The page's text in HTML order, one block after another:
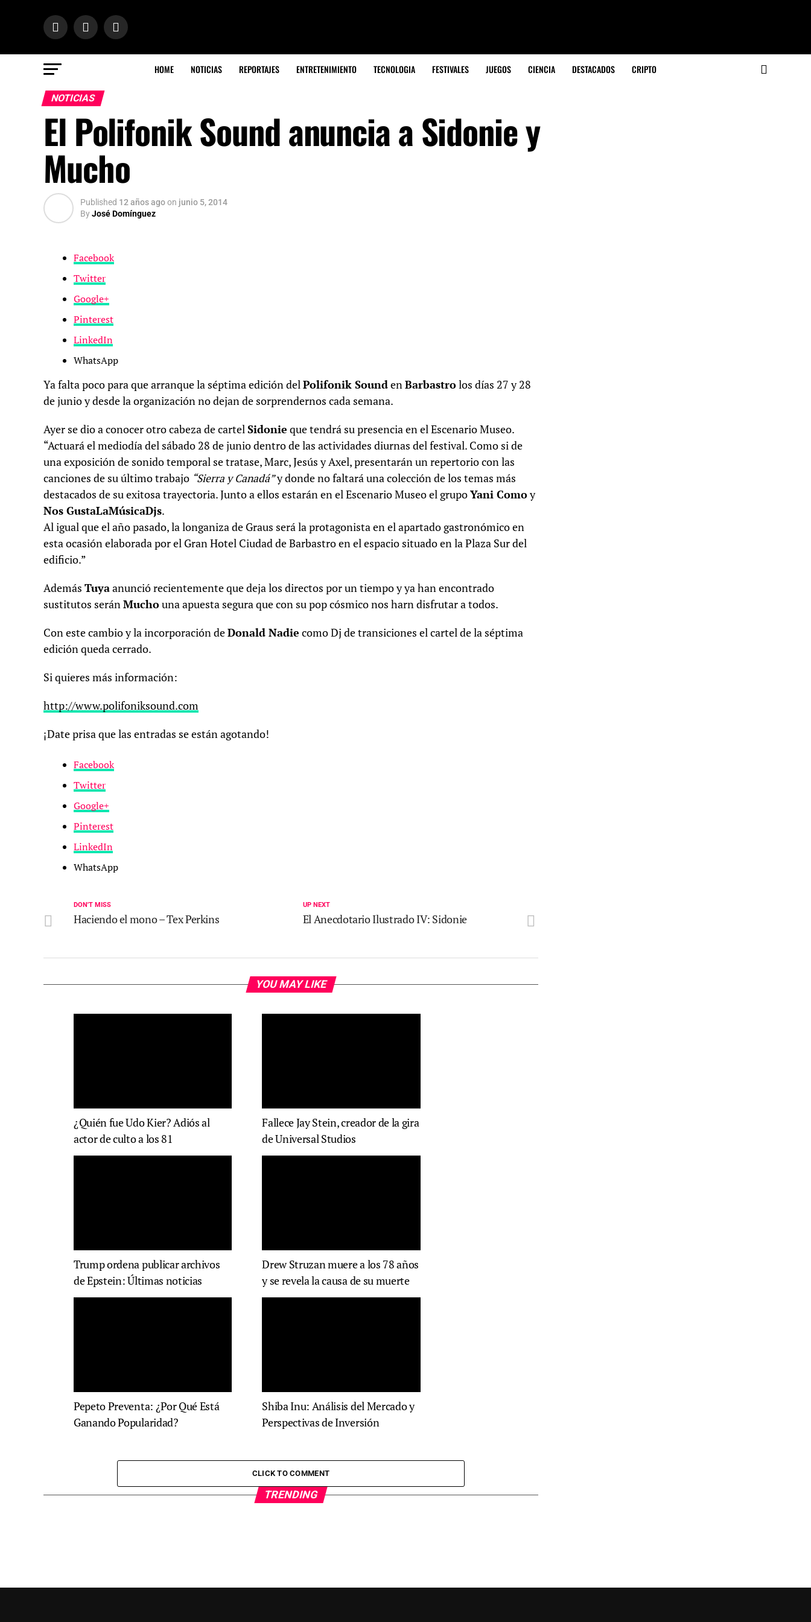
HOME NOTICIAS REPORTAJES ENTRETENIMIENTO TECNOLOGIA FESTIVALES JUEGOS CIENCIA DESTACADOS CRIPTO
NOTICIAS
El Polifonik Sound anuncia a Sidonie y
Mucho
Published 12 años agoon junio 5, 2014
ByJosé Domínguez
Facebook
Twitter
Google+
Pinterest
LinkedIn
WhatsApp
Ya falta poco para que arranque la séptima edición delPolifonik SoundenBarbastrolos días 27 y 28
de junio y desde la organización no dejan de sorprendernos cada semana.
Ayer se dio a conocer otro cabeza de cartelSidonie que tendrá su presencia en el Escenario Museo.
“Actuará el mediodía del sábado 28 de junio dentro de las actividades diurnas del festival. Como si de
una exposición de sonido temporal se tratase, Marc, Jesús y Axel, presentarán un repertorio con las
canciones de su último trabajo “Sierra y Canadá”y donde no faltará una colección de los temas más
destacados de su exitosa trayectoria. Junto a ellos estarán en el Escenario Museo el grupoYani Comoy
Nos GustaLaMúsicaDjs.
Al igual que el año pasado, la longaniza de Graus será la protagonista en el apartado gastronómico en
esta ocasión elaborada por el Gran Hotel Ciudad de Barbastro en el espacio situado en la Plaza Sur del
edificio.”
Además Tuyaanunció recientemente que deja los directos por un tiempo y ya han encontrado
sustitutos seránMuchouna apuesta segura que con su pop cósmico nos harn disfrutar a todos.
Con este cambio y la incorporación deDonald Nadie como Dj de transiciones el cartel de la séptima
edición queda cerrado.
Si quieres más información:
http://www.polifoniksound.com
¡Date prisa que las entradas se están agotando!
Facebook
Twitter
Google+
Pinterest
LinkedIn
WhatsApp
UP NEXT
El Anecdotario Ilustrado IV: Sidonie
DON'T MISS
Haciendo el mono – Tex Perkins
YOU MAY LIKE
¿Quién fue Udo Kier? Adiós al
actor de culto a los 81
Fallece Jay Stein, creador de la gira
de Universal Studios
Trump ordena publicar archivos
de Epstein: Últimas noticias
Drew Struzan muere a los 78 años
y se revela la causa de su muerte
Pepeto Preventa: ¿Por Qué Está
Ganando Popularidad?
Shiba Inu: Análisis del Mercado y
Perspectivas de Inversión
CLICK TO COMMENT
TRENDING